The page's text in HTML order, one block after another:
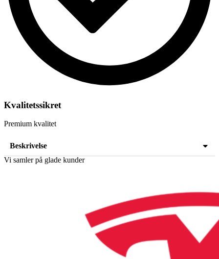
Kvalitetssikret
Premium kvalitet
Beskrivelse
Vi samler på glade kunder